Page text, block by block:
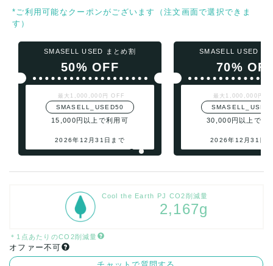
*ご利用可能なクーポンがございます（注文画面で選択できま
す）
SMASELL USED まとめ割
50% OFF
最大1,000,000円 OFF
SMASELL_USED50
15,000円以上で利用可
2026年12月31日まで
SMASELL USED ま
70%
最大1,000,000円
30,000円以上で利
2026年12月31日
Cool the Earth PJ CO2削減量
2,167g
＊1点あたりのCO2削減量
オファー不可